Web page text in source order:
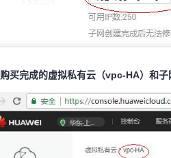
购买完成的虚拟私有云（vpc-HA）和